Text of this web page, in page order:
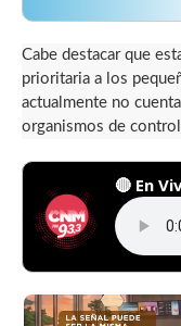
Cabe destacar que
prioritaria a los
actualmente no
organismos de
🔴 En